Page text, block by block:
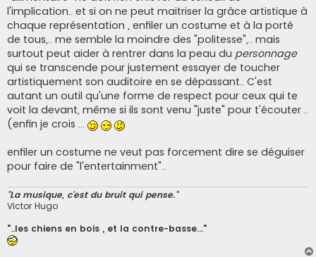
l'implication.. et si on ne peut maitriser la grâce artistique à
chaque représentation , enfiler un costume et à la porté
de tous,.. me semble la moindre des "politesse",.. mais
surtout peut aider à rentrer dans la peau du personnage
qui se transcende pour justement essayer de toucher
artistiquement son auditoire en se dépassant.. C'est
autant un outil qu'une forme de respect pour ceux qui te
voit la devant, même si ils sont venu "juste" pour t'écouter ..
(enfin je crois ...
enfiler un costume ne veut pas forcement dire se déguiser
pour faire de "l'entertainment"..
"La musique, c'est du bruit qui pense."
Victor Hugo
"..les chiens en bois , et la contre-basse..."